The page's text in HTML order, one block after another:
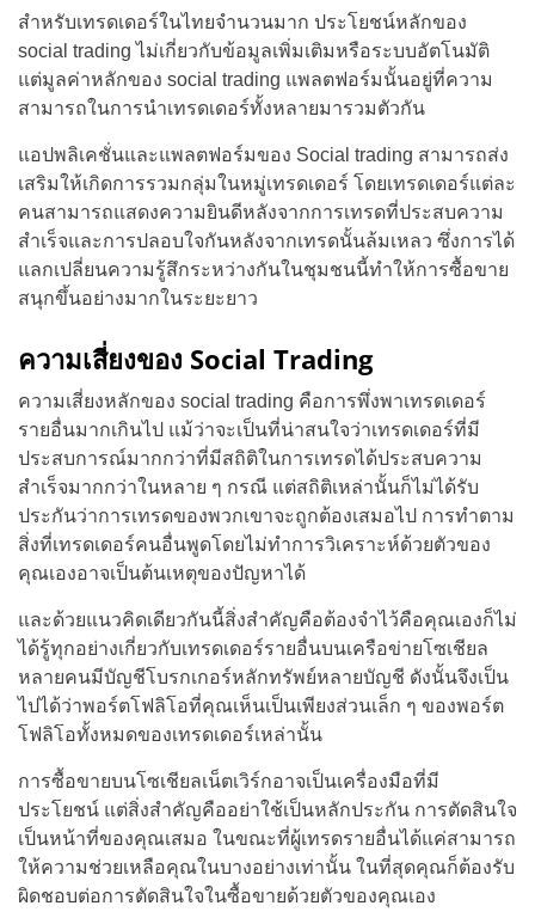
สำหรับเทรดเดอร์ในไทยจำนวนมาก ประโยชน์หลักของ
social trading ไม่เกี่ยวกับข้อมูลเพิ่มเติมหรือระบบอัตโนมัติ
แต่มูลค่าหลักของ social trading แพลตฟอร์มนั้นอยู่ที่ความ
สามารถในการนำเทรดเดอร์ทั้งหลายมารวมตัวกัน
แอปพลิเคชั่นและแพลตฟอร์มของ Social trading สามารถส่ง
เสริมให้เกิดการรวมกลุ่มในหมู่เทรดเดอร์ โดยเทรดเดอร์แต่ละ
คนสามารถแสดงความยินดีหลังจากการเทรดที่ประสบความ
สำเร็จและการปลอบใจกันหลังจากเทรดนั้นล้มเหลว ซึ่งการได้
แลกเปลี่ยนความรู้สึกระหว่างกันในชุมชนนี้ทำให้การซื้อขาย
สนุกขึ้นอย่างมากในระยะยาว
ความเสี่ยงของ Social Trading
ความเสี่ยงหลักของ social trading คือการพึ่งพาเทรดเดอร์
รายอื่นมากเกินไป แม้ว่าจะเป็นที่น่าสนใจว่าเทรดเดอร์ที่มี
ประสบการณ์มากกว่าที่มีสถิติในการเทรดได้ประสบความ
สำเร็จมากกว่าในหลาย ๆ กรณี แต่สถิติเหล่านั้นก็ไม่ได้รับ
ประกันว่าการเทรดของพวกเขาจะถูกต้องเสมอไป การทำตาม
สิ่งที่เทรดเดอร์คนอื่นพูดโดยไม่ทำการวิเคราะห์ด้วยตัวของ
คุณเองอาจเป็นต้นเหตุของปัญหาได้
และด้วยแนวคิดเดียวกันนี้สิ่งสำคัญคือต้องจำไว้คือคุณเองก็ไม่
ได้รู้ทุกอย่างเกี่ยวกับเทรดเดอร์รายอื่นบนเครือข่ายโซเชียล
หลายคนมีบัญชีโบรกเกอร์หลักทรัพย์หลายบัญชี ดังนั้นจึงเป็น
ไปได้ว่าพอร์ตโฟลิโอที่คุณเห็นเป็นเพียงส่วนเล็ก ๆ ของพอร์ต
โฟลิโอทั้งหมดของเทรดเดอร์เหล่านั้น
การซื้อขายบนโซเชียลเน็ตเวิร์กอาจเป็นเครื่องมือที่มี
ประโยชน์ แต่สิ่งสำคัญคืออย่าใช้เป็นหลักประกัน การตัดสินใจ
เป็นหน้าที่ของคุณเสมอ ในขณะที่ผู้เทรดรายอื่นได้แค่สามารถ
ให้ความช่วยเหลือคุณในบางอย่างเท่านั้น ในที่สุดคุณก็ต้องรับ
ผิดชอบต่อการตัดสินใจในซื้อขายด้วยตัวของคุณเอง